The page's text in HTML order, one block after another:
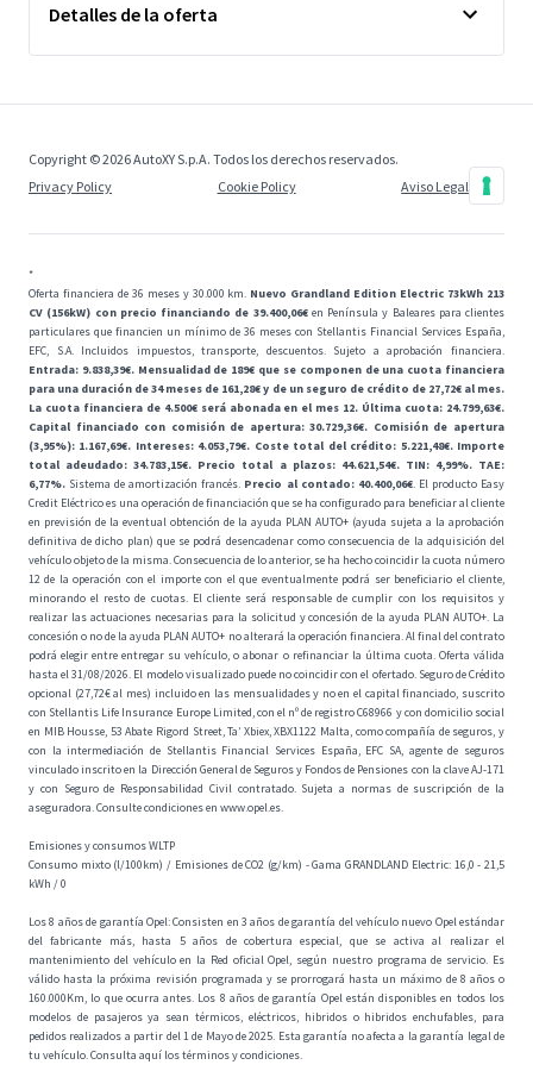
Detalles de la oferta
Copyright © 2026 AutoXY S.p.A. Todos los derechos reservados.
Privacy Policy
Cookie Policy Aviso Legal
*
Oferta financiera de 36 meses y 30.000 km. Nuevo Grandland Edition Electric 73kWh 213
CV (156kW) con precio financiando de 39.400,06€en Península y Baleares para clientes
particulares que financien un mínimo de 36 meses con Stellantis Financial Services España,
EFC, S.A. Incluidos impuestos, transporte, descuentos. Sujeto a aprobación financiera.
Entrada: 9.838,39€. Mensualidad de 189€ que se componen de una cuota financiera
para una duración de 34 meses de 161,28€ y de un seguro de crédito de 27,72€ al mes.
La cuota financiera de 4.500€ será abonada en el mes 12. Última cuota: 24.799,63€.
Capital financiado con comisión de apertura: 30.729,36€. Comisión de apertura
(3,95%): 1.167,69€. Intereses: 4.053,79€. Coste total del crédito: 5.221,48€. Importe
total adeudado: 34.783,15€. Precio total a plazos: 44.621,54€. TIN: 4,99%. TAE:
6,77%. Sistema de amortización francés. Precio al contado: 40.400,06€. El producto Easy
Credit Eléctrico es una operación de financiación que se ha configurado para beneficiar al cliente
en previsión de la eventual obtención de la ayuda PLAN AUTO+ (ayuda sujeta a la aprobación
definitiva de dicho plan) que se podrá desencadenar como consecuencia de la adquisición del
vehículo objeto de la misma. Consecuencia de lo anterior, se ha hecho coincidir la cuota número
12 de la operación con el importe con el que eventualmente podrá ser beneficiario el cliente,
minorando el resto de cuotas. El cliente será responsable de cumplir con los requisitos y
realizar las actuaciones necesarias para la solicitud y concesión de la ayuda PLAN AUTO+. La
concesión o no de la ayuda PLAN AUTO+ no alterará la operación financiera. Al final del contrato
podrá elegir entre entregar su vehículo, o abonar o refinanciar la última cuota. Oferta válida
hasta el 31/08/2026. El modelo visualizado puede no coincidir con el ofertado. Seguro de Crédito
opcional (27,72€ al mes) incluido en las mensualidades y no en el capital financiado, suscrito
con Stellantis Life Insurance Europe Limited, con el nº de registro C68966 y con domicilio social
en MIB Housse, 53 Abate Rigord Street, Ta’ Xbiex, XBX1122 Malta, como compañía de seguros, y
con la intermediación de Stellantis Financial Services España, EFC SA, agente de seguros
vinculado inscrito en la Dirección General de Seguros y Fondos de Pensiones con la clave AJ-171
y con Seguro de Responsabilidad Civil contratado. Sujeta a normas de suscripción de la
aseguradora. Consulte condiciones en www.opel.es.
Emisiones y consumos WLTP
Consumo mixto (l/100km) / Emisiones de CO2 (g/km) - Gama GRANDLAND Electric: 16,0 - 21,5
kWh / 0
Los 8 años de garantía Opel: Consisten en 3 años de garantía del vehículo nuevo Opel estándar
del fabricante más, hasta 5 años de cobertura especial, que se activa al realizar el
mantenimiento del vehículo en la Red oficial Opel, según nuestro programa de servicio. Es
válido hasta la próxima revisión programada y se prorrogará hasta un máximo de 8 años o
160.000Km, lo que ocurra antes. Los 8 años de garantía Opel están disponibles en todos los
modelos de pasajeros ya sean térmicos, eléctricos, hibridos o hibridos enchufables, para
pedidos realizados a partir del 1 de Mayo de 2025. Esta garantía no afecta a la garantía legal de
tu vehículo. Consulta aquí los términos y condiciones.